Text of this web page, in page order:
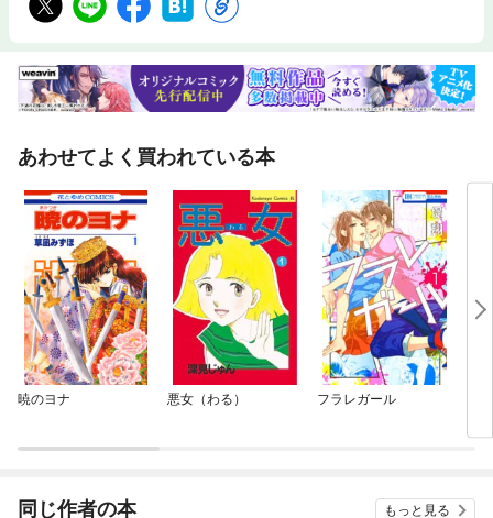
あわせてよく買われている本
暁のヨナ 悪女（わる） フラレガール
同じ作者の本 もっと見る